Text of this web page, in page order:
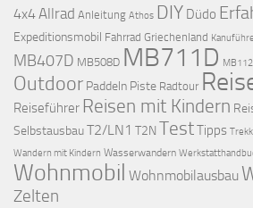
4x4Allrad Anleitung Athos DIY Düdo
Expeditionsmobil Fahrrad Griechenland
MB407D MB508D MB711D
Outdoor Paddeln Piste Radtour
Reiseführer Reisen mit Kindern
SelbstausbauT2/LN1 T2N TestTipps
Wandern mit Kindern Wasserwandern
Wohnmobil Wohnmobilausbau
Zelten